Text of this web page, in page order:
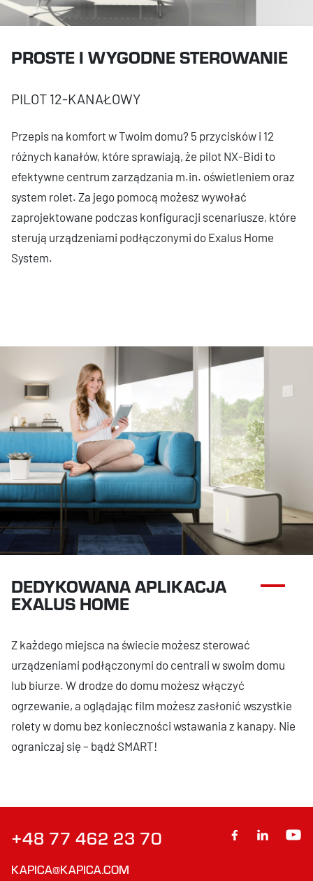
PROSTE I WYGODNE STEROWANIE
PILOT 12-KANAŁOWY
Przepis na komfort w Twoim domu? 5 przycisków i 12
różnych kanałów, które sprawiają, że pilot NX-Bidi to
efektywne centrum zarządzania m.in. oświetleniem oraz
system rolet. Za jego pomocą możesz wywołać
zaprojektowane podczas konfiguracji scenariusze, które
sterują urządzeniami podłączonymi do Exalus Home
System.
DEDYKOWANA APLIKACJA
EXALUS HOME
Z każdego miejsca na świecie możesz sterować
urządzeniami podłączonymi do centrali w swoim domu
lub biurze. W drodze do domu możesz włączyć
ogrzewanie, a oglądając film możesz zasłonić wszystkie
rolety w domu bez konieczności wstawania z kanapy. Nie
ograniczaj się – bądź SMART!
+48 77 462 23 70
KAPICA@KAPICA.COM